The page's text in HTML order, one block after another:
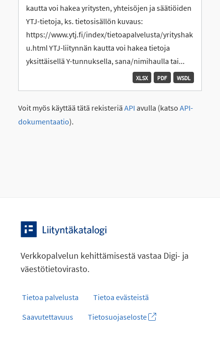
kautta voi hakea yritysten, yhteisöjen ja säätiöiden
YTJ-tietoja, ks. tietosisällön kuvaus:
https://www.ytj.fi/index/tietoapalvelusta/yrityshak
u.html YTJ-liitynnän kautta voi hakea tietoja
yksittäisellä Y-tunnuksella, sana/nimihaulla tai...
WSDL
PDF
XLSX
Voit myös käyttää tätä rekisteriä API avulla (katso API-
dokumentaatio).
Verkkopalvelun kehittämisestä vastaa Digi- ja
väestötietovirasto.
Tietoa palvelusta
Tietoa evästeistä
Saavutettavuus
Tietosuojaseloste